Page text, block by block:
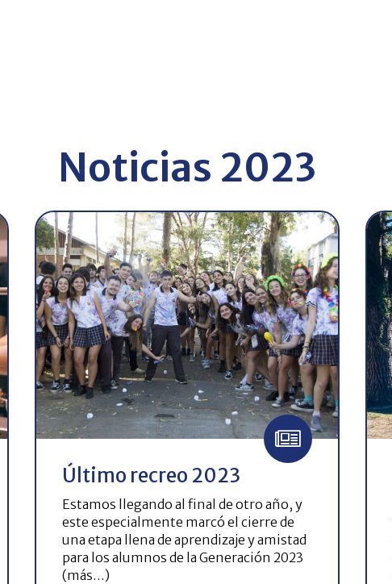
Noticias 2023
Último recreo 2023
Estamos llegando al final de otro año, y
este especialmente marcó el cierre de
una etapa llena de aprendizaje y amistad
para los alumnos de la Generación 2023
(más…)